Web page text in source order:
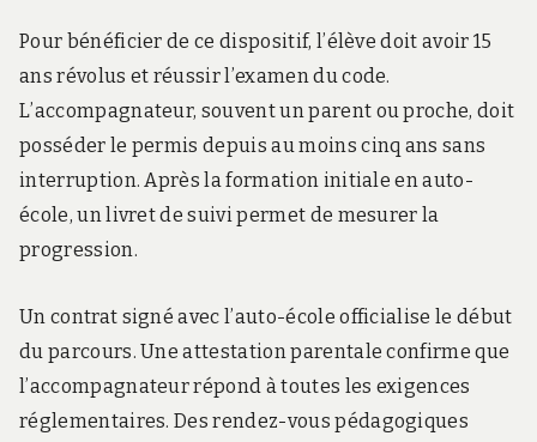
Pour bénéficier de ce dispositif, l’élève doit avoir 15
ans révolus et réussir l’examen du code.
L’accompagnateur, souvent un parent ou proche, doit
posséder le permis depuis au moins cinq ans sans
interruption. Après la formation initiale en auto-
école, un livret de suivi permet de mesurer la
progression.
Un contrat signé avec l’auto-école officialise le début
du parcours. Une attestation parentale confirme que
l’accompagnateur répond à toutes les exigences
réglementaires. Des rendez-vous pédagogiques